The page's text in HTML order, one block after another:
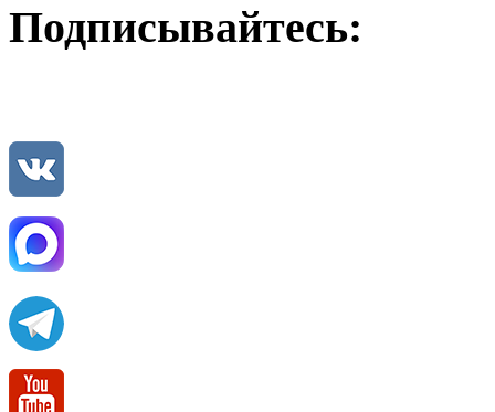
Подписывайтесь: